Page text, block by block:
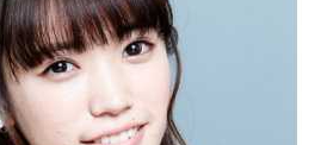
声優記事一覧
実写化映画一覧